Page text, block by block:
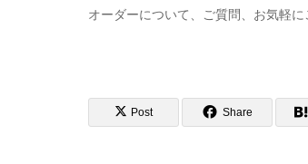
オーダーについて、ご質問、お気軽に
Post Share